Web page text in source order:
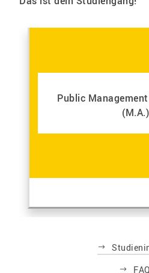
Public
(M.A.)
FAQ